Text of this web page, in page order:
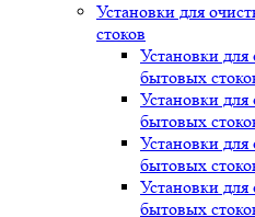
Установки для
стоков
Установки для
бытовых
Установки для
бытовых
Установки для
бытовых
Установки для
бытовых